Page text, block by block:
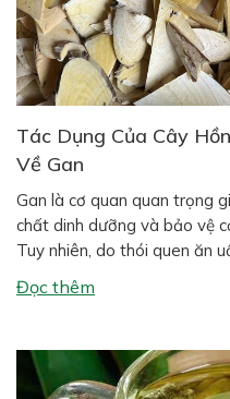
Tác Dụng Của Cây
Về Gan
Gan là cơ quan quan trọng
chất dinh dưỡng và bảo vệ
Tuy nhiên, do thói quen ăn
như gan […]
Đọc thêm